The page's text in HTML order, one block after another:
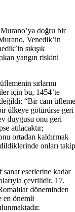
doğru bir
Venedik’in
sıkışık
yangın riskini
sırlarını
için bu, 1454’te
“Bir cam üfleme
ülkeye götürürse geri
duygusu onu geri
atılacaktır;
ortadan kaldırmak
onları takip
eserlerine kadar
çevrilidir. 17.
döneminden
en önemli